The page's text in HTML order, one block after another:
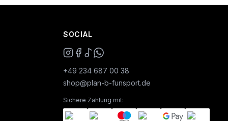
SOCIAL
+49 234 687 00 38
shop@plan-b-funsport.de
Sichere Zahlung mit: